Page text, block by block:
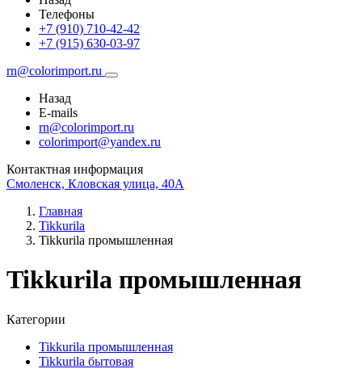
Телефоны
+7 (910) 710-42-42
+7 (915) 630-03-97
rn@colorimport.ru
Назад
E-mails
rn@colorimport.ru
colorimport@yandex.ru
Контактная информация
Смоленск, Кловская улица, 40А
Главная
Tikkurila
Tikkurila промышленная
Tikkurila промышленная
Категории
Tikkurila промышленная
Tikkurila бытовая